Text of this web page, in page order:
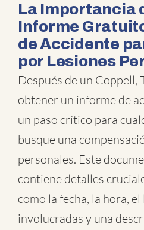
La Importancia
Informe
de Accidente
por Lesiones
Después de un Coppell,
obtener un informe de
un paso crítico para
busque una
personales. Este
contiene detalles
como la fecha, la hora,
involucradas y una